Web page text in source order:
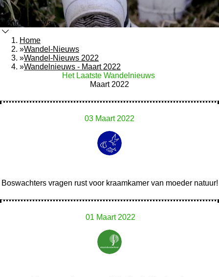
Wandelnieuws
Home
»Wandel-Nieuws
»Wandel-Nieuws 2022
»Wandelnieuws - Maart 2022
Het Laatste Wandelnieuws
Maart 2022
03 Maart 2022
Boswachters vragen rust voor kraamkamer van moeder natuur!
01 Maart 2022